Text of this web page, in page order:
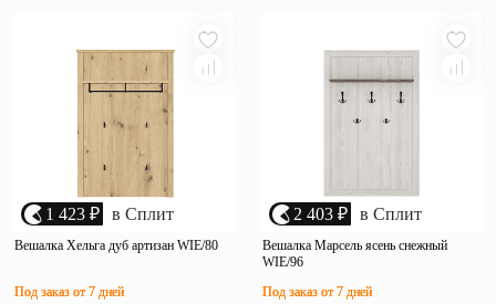
1 423 ₽ в Сплит
Вешалка Хельга дуб артизан WIE/80
Под заказ от 7 дней
2 403 ₽ в Сплит
Вешалка Марсель ясень снежный
WIE/96
Под заказ от 7 дней